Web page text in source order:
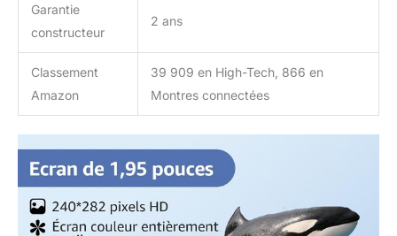
intérieure, la course hors
extérieur, le cyclisme
intérieur, le cyclisme de
montagne, l’alpinisme, la
randonnée extérieure, la
course d’orientation,
l’escalade, la pêche et
plus encore, pour
répondre à vos divers
besoins sportifs. 1.95"
Garantie
constructeur
2 ans
Classement
Amazon
39 909 en High-Tech, 866 en
Montres connectées